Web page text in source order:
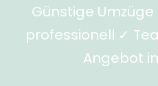
Günstige
professionell ✓
Angebot